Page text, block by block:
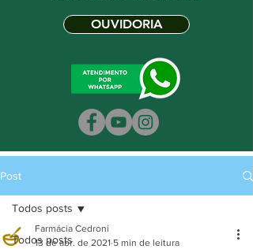
OUVIDORIA
Post
Todos posts
Todos posts
Farmácia Cedroni
13 de abr. de 2021 5 min de leitura